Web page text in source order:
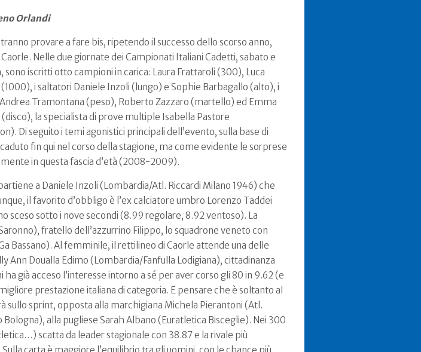
Orlandi
provare a fare bis, ripetendo il successo dello scorso anno,
Nelle due giornate dei Campionati Italiani Cadetti, sabato e
sono iscritti otto campioni in carica: Laura Frattaroli (300), Luca
i saltatori Daniele Inzoli (lungo) e Sophie Barbagallo (alto), i
Tramontana (peso), Roberto Zazzaro (martello) ed Emma
la specialista di prove multiple Isabella Pastore
Di seguito i temi agonistici principali dell’evento, sulla base di
fin qui nel corso della stagione, ma come evidente le sorprese
in questa fascia d’età (2008-2009).
a Daniele Inzoli (Lombardia/Atl. Riccardi Milano 1946) che
il favorito d’obbligo è l’ex calciatore umbro Lorenzo Taddei
sceso sotto i nove secondi (8.99 regolare, 8.92 ventoso). La
fratello dell’azzurrino Filippo, lo squadrone veneto con
Bassano). Al femminile, il rettilineo di Caorle attende una delle
Ann Doualla Edimo (Lombardia/Fanfulla Lodigiana), cittadinanza
già acceso l’interesse intorno a sé per aver corso gli 80 in 9.62 (e
prestazione italiana di categoria. E pensare che è soltanto al
sullo sprint, opposta alla marchigiana Michela Pierantoni (Atl.
alla pugliese Sarah Albano (Euratletica Bisceglie). Nei 300
scatta da leader stagionale con 38.87 e la rivale più